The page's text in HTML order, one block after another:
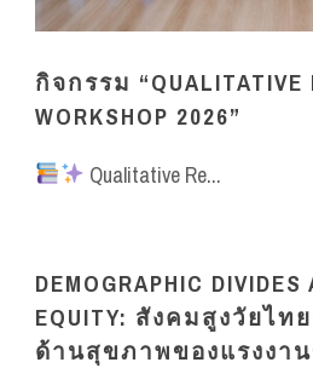
กิจกรรม “QUALITATIVE
WORKSHOP 2026”
Qualitative Re...
DEMOGRAPHIC DIVIDES
EQUITY: สังคมสูงวัยไ
ด้านสุขภาพของแรงงา